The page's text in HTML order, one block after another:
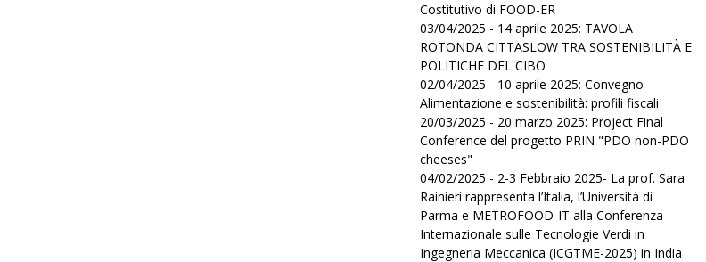
Costitutivo di FOOD-ER
03/04/2025 - 14 aprile 2025: TAVOLA
ROTONDA CITTASLOW TRA SOSTENIBILITÀ E
POLITICHE DEL CIBO
02/04/2025 - 10 aprile 2025: Convegno
Alimentazione e sostenibilità: profili fiscali
20/03/2025 - 20 marzo 2025: Project Final
Conference del progetto PRIN "PDO non-PDO
cheeses"
04/02/2025 - 2-3 Febbraio 2025- La prof. Sara
Rainieri rappresenta l’Italia, l’Università di
Parma e METROFOOD-IT alla Conferenza
Internazionale sulle Tecnologie Verdi in
Ingegneria Meccanica (ICGTME-2025) in India